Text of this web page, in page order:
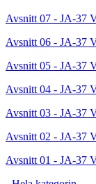
Avsnitt 07 - JA-37
Avsnitt 06 - JA-37
Avsnitt 05 - JA-37
Avsnitt 04 - JA-37
Avsnitt 03 - JA-37
Avsnitt 02 - JA-37
Avsnitt 01 - JA-37